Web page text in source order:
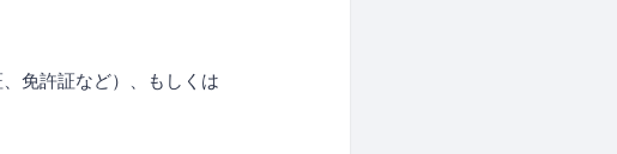
免許証など）、もしくは